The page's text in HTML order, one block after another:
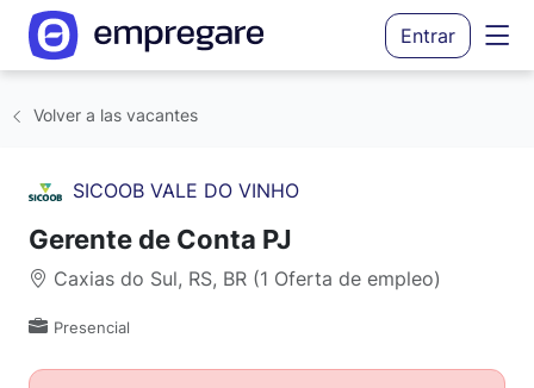
Entrar
Volver a las vacantes
SICOOB VALE DO VINHO
Gerente de Conta PJ
Caxias do Sul, RS, BR (1 Oferta de empleo)
Presencial